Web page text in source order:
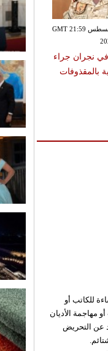
الخميس ,06 آب / أغسطس GMT 21:59
مدنياً في نجران جراء
بالمقذوفات
للكاتب أو
مهاجمة الأديان
عن التحريض